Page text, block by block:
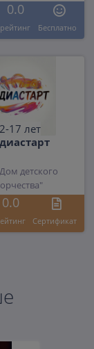
0.0
рейтинг Бесплатно
17 лет
детского
0.0
Cертификат